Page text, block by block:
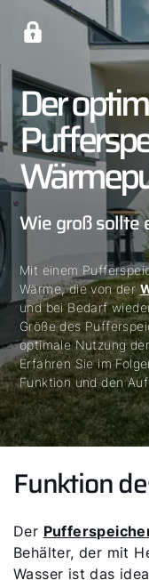
Der
Wie groß sollte
Mit einem
Wärme, die von der
und bei Bedarf
Größe des
optimale Nutzung
Erfahren Sie im
Funktion und den
Funktion
Der
Behälter, der mit
Wasser ist das